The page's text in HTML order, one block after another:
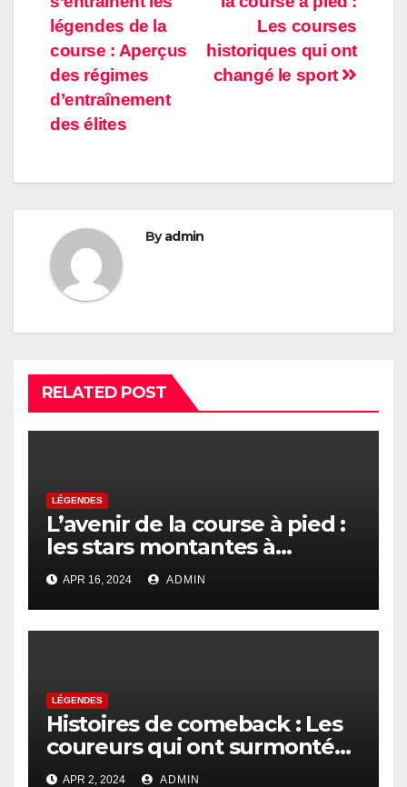
navigation
Les courses
historiques qui ont
changé le sport
légendes de la
course : Aperçus
des régimes
d’entraînement
des élites
Byadmin
RELATED POST
LÉGENDES
L’avenir de la course à pied :
les stars montantes à
surveiller
APR 16, 2024 ADMIN
LÉGENDES
Histoires de comeback : Les
coureurs qui ont surmonté
l’adversité
APR 2, 2024 ADMIN